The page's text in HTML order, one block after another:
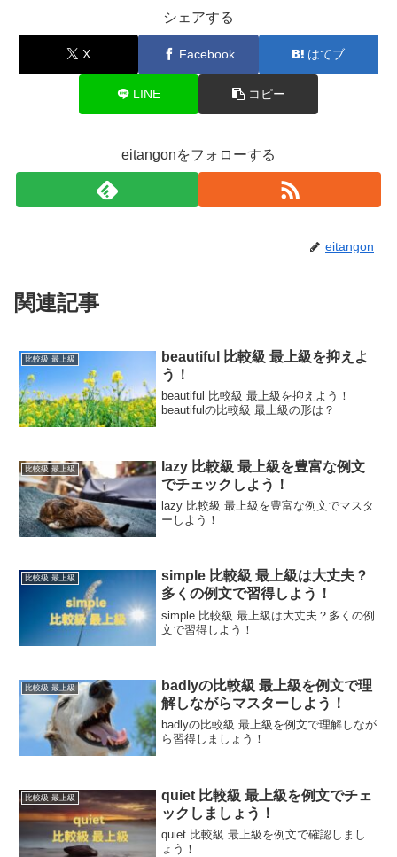
シェアする
X Facebook はてブ
LINE コピー
eitangonをフォローする
eitangon
関連記事
比較級 最上級
beautiful 比較級 最上級を抑えよ
う！
beautiful 比較級 最上級を抑えよう！
beautifulの比較級 最上級の形は？
比較級 最上級
lazy 比較級 最上級を豊富な例文
でチェックしよう！
lazy 比較級 最上級を豊富な例文でマスタ
ーしよう！
比較級 最上級
simple 比較級 最上級は大丈夫？
多くの例文で習得しよう！
simple 比較級 最上級は大丈夫？多くの例
文で習得しよう！
比較級 最上級
badlyの比較級 最上級を例文で理
解しながらマスターしよう！
badlyの比較級 最上級を例文で理解しなが
ら習得しましょう！
比較級 最上級
quiet 比較級 最上級を例文でチェ
ックしましょう！
quiet 比較級 最上級を例文で確認しまし
ょう！